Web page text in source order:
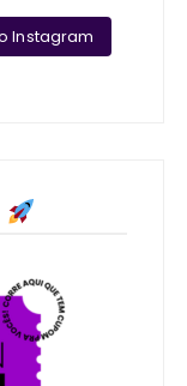
Instagram